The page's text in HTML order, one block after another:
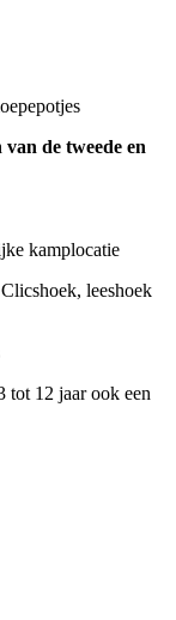
de tweede en
kamplocatie
leeshoek
tot 12 jaar ook een